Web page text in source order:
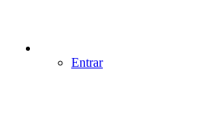
Entrar